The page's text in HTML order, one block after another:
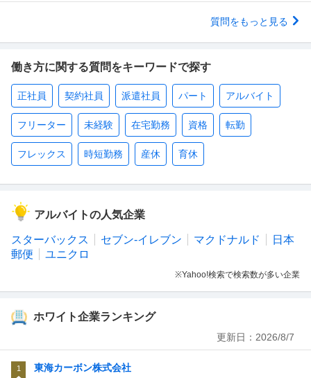
質問をもっと見る
働き方に関する質問をキーワードで探す
正社員 契約社員 派遣社員 パート アルバイト
フリーター 未経験 在宅勤務 資格 転勤
フレックス 時短勤務 産休 育休
アルバイトの人気企業
スターバックス セブン-イレブン マクドナルド
日本
郵便
ユニクロ
※Yahoo!検索で検索数が多い企業
ホワイト企業ランキング
更新日： 2026/8/7
1 東海カーボン株式会社